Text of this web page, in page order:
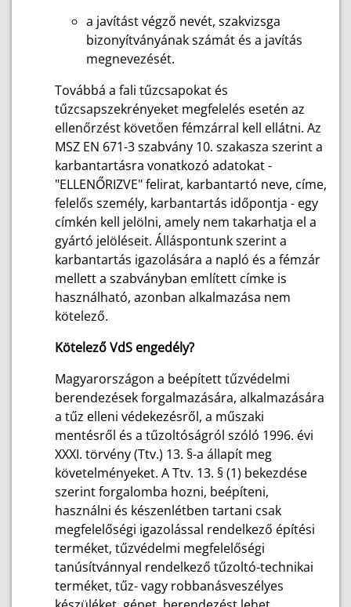
a javítást végző nevét, szakvizsga
bizonyítványának számát és a javítás
megnevezését.
Továbbá a fali tűzcsapokat és
tűzcsapszekrényeket megfelelés esetén az
ellenőrzést követően fémzárral kell ellátni. Az
MSZ EN 671-3 szabvány 10. szakasza szerint a
karbantartásra vonatkozó adatokat -
"ELLENŐRIZVE" felirat, karbantartó neve, címe,
felelős személy, karbantartás időpontja - egy
címkén kell jelölni, amely nem takarhatja el a
gyártó jelöléseit. Álláspontunk szerint a
karbantartás igazolására a napló és a fémzár
mellett a szabványban említett címke is
használható, azonban alkalmazása nem
kötelező.
Kötelező VdS engedély?
Magyarországon a beépített tűzvédelmi
berendezések forgalmazására, alkalmazására
a tűz elleni védekezésről, a műszaki
mentésről és a tűzoltóságról szóló 1996. évi
XXXI. törvény (Ttv.) 13. §-a állapít meg
követelményeket. A Ttv. 13. § (1) bekezdése
szerint forgalomba hozni, beépíteni,
használni és készenlétben tartani csak
megfelelőségi igazolással rendelkező építési
terméket, tűzvédelmi megfelelőségi
tanúsítvánnyal rendelkező tűzoltó-technikai
terméket, tűz- vagy robbanásveszélyes